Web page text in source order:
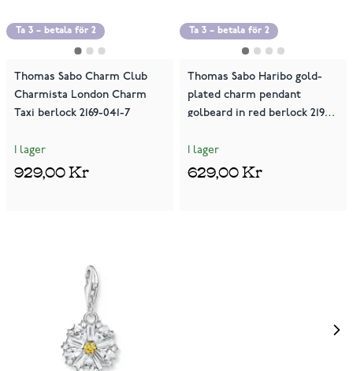
Ta 3 – betala för 2
Thomas Sabo Charm Club
Charmista London Charm
Taxi berlock 2169-041-7
I lager
929,00 Kr
Ta 3 – betala för 2
Thomas Sabo Haribo gold-
plated charm pendant
golbeard in red berlock 2190-
I lager
629,00 Kr